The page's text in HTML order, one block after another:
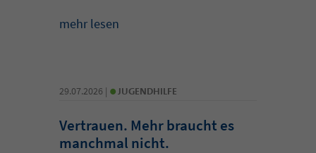
mehr lesen
29.07.2026 | • JUGENDHILFE
Vertrauen. Mehr braucht es
manchmal nicht.